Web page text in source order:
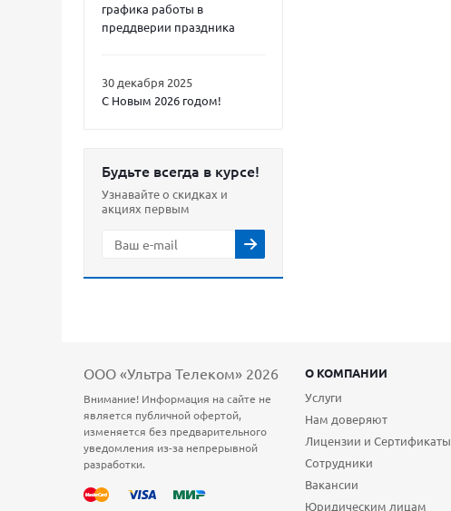
графика работы в
преддверии праздника
30 декабря 2025
С Новым 2026 годом!
Будьте всегда в курсе!
Узнавайте о скидках и
акциях первым
ООО «Ультра Телеком» 2026
Внимание! Информация на сайте не
является публичной офертой,
изменяется без предварительного
уведомления из-за непрерывной
разработки.
О КОМПАНИИ
Услуги
Нам доверяют
Лицензии и Сертификаты
Сотрудники
Вакансии
Юридическим лицам